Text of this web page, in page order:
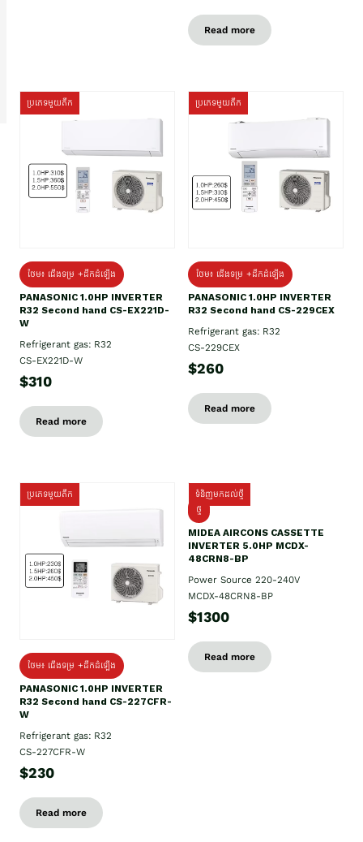
Read more
ប្រភេទមួយតឹក
ថែម៖ ជើងទម្រ +ដឹកដំឡើង
PANASONIC 1.0HP INVERTER
R32 Second hand CS-EX221D-
W
Refrigerant gas: R32
CS-EX221D-W
$310
Read more
ប្រភេទមួយតឹក
ថែម៖ ជើងទម្រ +ដឹកដំឡើង
PANASONIC 1.0HP INVERTER
R32 Second hand CS-229CEX
Refrigerant gas: R32
CS-229CEX
$260
Read more
ប្រភេទមួយតឹក
ថែម៖ ជើងទម្រ +ដឹកដំឡើង
PANASONIC 1.0HP INVERTER
R32 Second hand CS-227CFR-
W
Refrigerant gas: R32
CS-227CFR-W
$230
Read more
ទំនិញមកដល់ថ្មី
ថ្មី
MIDEA AIRCONS CASSETTE
INVERTER 5.0HP MCDX-
48CRN8-BP
Power Source 220-240V
MCDX-48CRN8-BP
$1300
Read more